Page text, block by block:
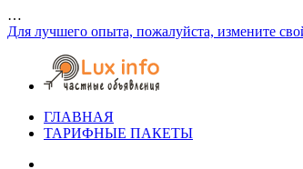
…
Для лучшего опыта, пожалуйста, измените
ГЛАВНАЯ
ТАРИФНЫЕ ПАКЕТЫ